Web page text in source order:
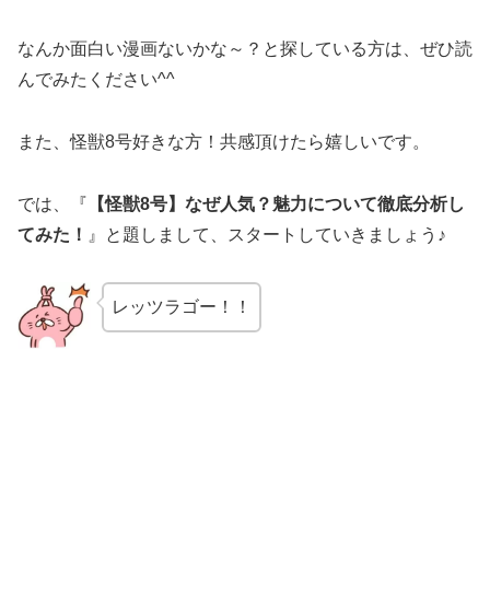
なんか面白い漫画ないかな～？と探している方は、ぜひ読
んでみたください^^
また、怪獣8号好きな方！共感頂けたら嬉しいです。
では、『 【怪獣8号】なぜ人気？魅力について徹底分析し
てみた！ 』と題しまして、スタートしていきましょう♪
レッツラゴー！！